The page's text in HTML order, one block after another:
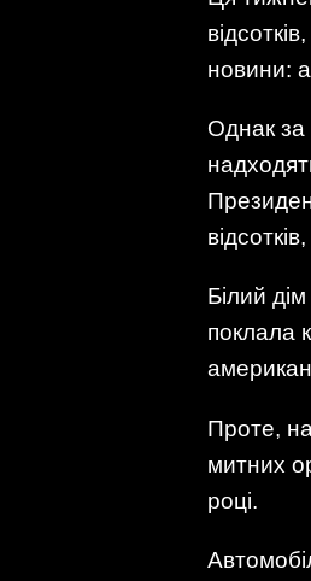
новини:
Однак за
Білий
поклала
Проте,
митних
році.